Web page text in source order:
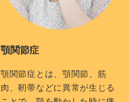
顎関節症
顎関節症とは、顎関節、筋
肉、靭帯などに異常が生じる